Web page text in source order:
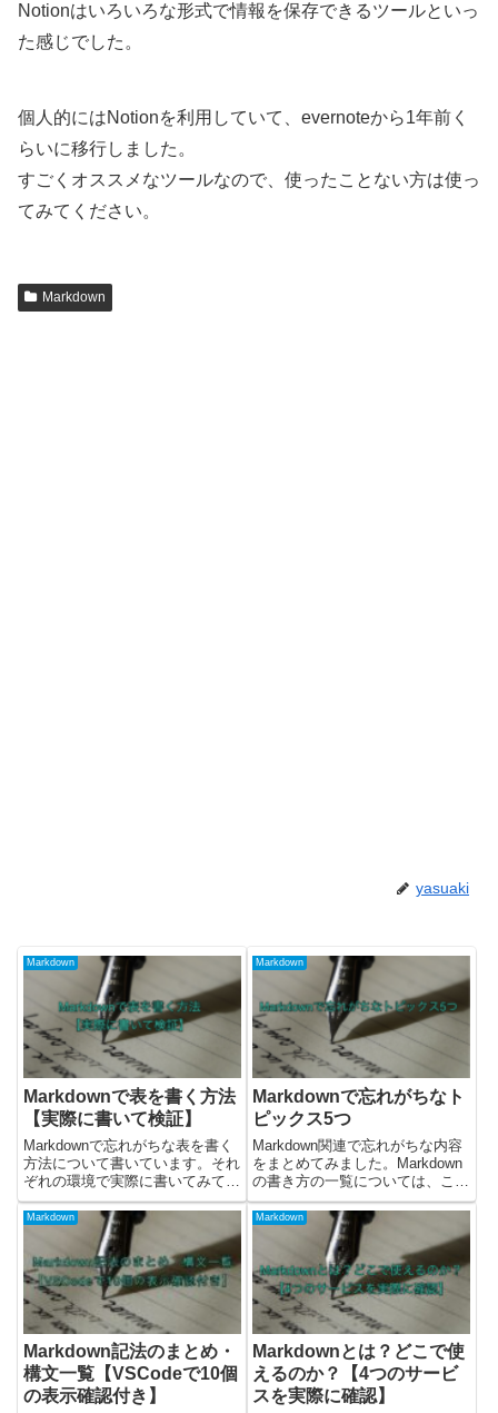
Notionはいろいろな形式で情報を保存できるツールといっ
た感じでした。
個人的にはNotionを利用していて、evernoteから1年前く
らいに移行しました。
すごくオススメなツールなので、使ったことない方は使っ
てみてください。
Markdown
yasuaki
Markdown
Markdownで表を書く方法
【実際に書いて検証】
Markdownで忘れがちな表を書く
方法について書いています。それ
ぞれの環境で実際に書いてみて、
スクショを載せてみました。表を
書く方法まず、表を書く方法で
す。下記の2つの記号を使って、
Markdownの表を作ることができ
ます。1. |(バー...
Markdown
Markdownで忘れがちなト
ピックス5つ
Markdown関連で忘れがちな内容
をまとめてみました。Markdown
の書き方の一覧については、こち
らをご覧ください。改行はどうす
る？Markdownで改行する場合
は、行末にスペースを2つ入れま
す。(下記ではわかりやすくとし
ています）なん...
Markdown
Markdown記法のまとめ・
構文一覧【VSCodeで10個
の表示確認付き】
Markdown
Markdownとは？どこで使
えるのか？【4つのサービ
スを実際に確認】